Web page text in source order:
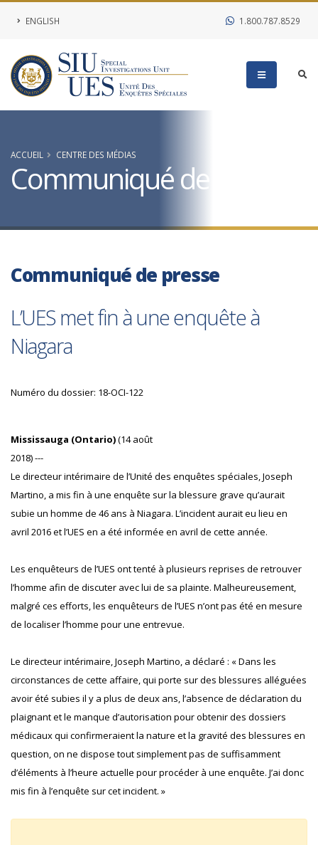
ENGLISH 1.800.787.8529
ACCUEIL CENTRE DES MÉDIAS
Communiqué de presse
Communiqué de presse
L’UES met fin à une enquête à
Niagara
Numéro du dossier: 18-OCI-122
Mississauga (Ontario)(14 août
2018) ---
Le directeur intérimaire de l’Unité des enquêtes spéciales, Joseph
Martino, a mis fin à une enquête sur la blessure grave qu’aurait
subie un homme de 46 ans à Niagara. L’incident aurait eu lieu en
avril 2016 et l’UES en a été informée en avril de cette année.
Les enquêteurs de l’UES ont tenté à plusieurs reprises de retrouver
l’homme afin de discuter avec lui de sa plainte. Malheureusement,
malgré ces efforts, les enquêteurs de l’UES n’ont pas été en mesure
de localiser l’homme pour une entrevue.
Le directeur intérimaire, Joseph Martino, a déclaré : « Dans les
circonstances de cette affaire, qui porte sur des blessures alléguées
avoir été subies il y a plus de deux ans, l’absence de déclaration du
plaignant et le manque d’autorisation pour obtenir des dossiers
médicaux qui confirmeraient la nature et la gravité des blessures en
question, on ne dispose tout simplement pas de suffisamment
d’éléments à l’heure actuelle pour procéder à une enquête. J’ai donc
mis fin à l’enquête sur cet incident. »